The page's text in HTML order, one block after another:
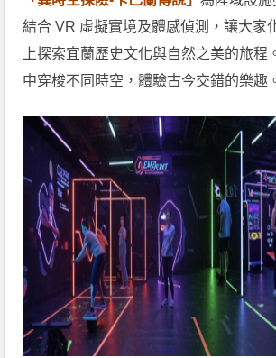
結合 VR 虛擬實境及體感偵測，讓大家
上探索宜蘭歷史文化與自然之美的旅程
中穿梭不同時空，體驗古今交錯的樂趣